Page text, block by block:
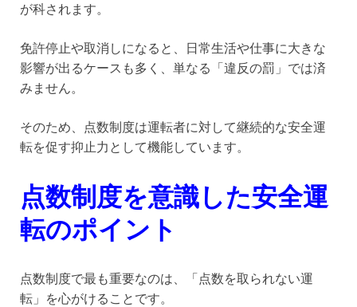
が科されます。
免許停止や取消しになると、日常生活や仕事に大きな
影響が出るケースも多く、単なる「違反の罰」では済
みません。
そのため、点数制度は運転者に対して継続的な安全運
転を促す抑止力として機能しています。
点数制度を意識した安全運
転のポイント
点数制度で最も重要なのは、「点数を取られない運
転」を心がけることです。